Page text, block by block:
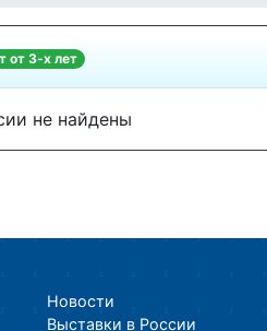
от 3-х лет
не найдены
Новости
Выставки в России